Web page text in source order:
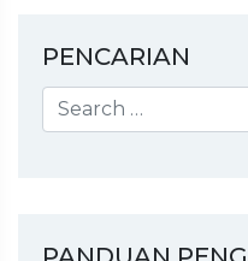
PENCARIAN